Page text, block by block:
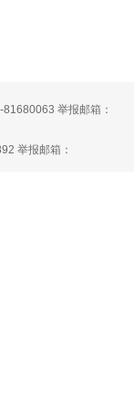
举报邮箱：
举报邮箱：